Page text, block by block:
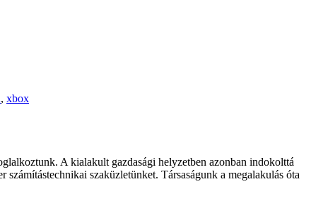
, xbox
A kialakult gazdasági helyzetben azonban indokolttá
szaküzletünket. Társaságunk a megalakulás óta